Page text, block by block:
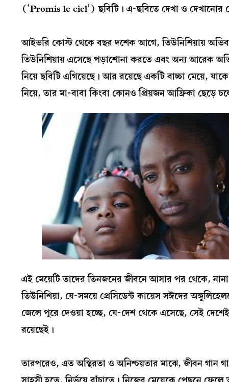
(‘Promis le ciel’) ছবিটি। এ-ছবিতে দেখা ও দেখানোর
আইভরি কোস্ট থেকে বছর দশেক আগে, তিউনিশিয়ায়
তিউনিশিয়ায় এসেছে পড়াশোনা করতে এবং অন্য আরেক
নিয়ে ছবিটি এগিয়েছে। আর রয়েছে একটি বাচ্চা মেয়ে,
নিয়ে, তার মা-বাবা কিংবা কোনও প্রিয়জন আফ্রিকা ছেড়ে
এই মেয়েটি তাদের তিনজনের জীবনে আসার পর থেকে,
তিউনিশিয়া, যে-সময়ে প্রেসিডেন্ট কায়েস সঈদের
জেলে পুরে দেওয়া হচ্ছে, যে-দেশ থেকে এসেছে, সেই
রয়েছেই।
তারপরেও, এত অস্থিরতা ও অনিশ্চয়তার মাঝে, জীবন গান